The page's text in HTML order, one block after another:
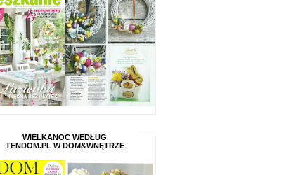
WIELKANOC WEDŁUG
TENDOM.PL W DOM&WNĘTRZE